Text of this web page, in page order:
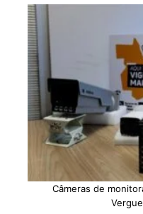
Câmeras de